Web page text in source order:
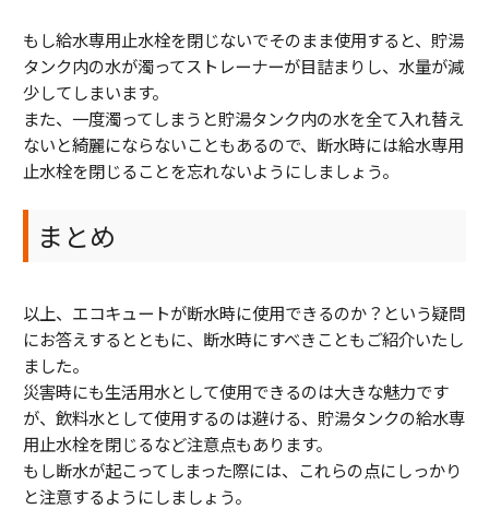
もし給水専用止水栓を閉じないでそのまま使用すると、貯湯
タンク内の水が濁ってストレーナーが目詰まりし、水量が減
少してしまいます。
また、一度濁ってしまうと貯湯タンク内の水を全て入れ替え
ないと綺麗にならないこともあるので、断水時には給水専用
止水栓を閉じることを忘れないようにしましょう。
まとめ
以上、エコキュートが断水時に使用できるのか？という疑問
にお答えするとともに、断水時にすべきこともご紹介いたし
ました。
災害時にも生活用水として使用できるのは大きな魅力です
が、飲料水として使用するのは避ける、貯湯タンクの給水専
用止水栓を閉じるなど注意点もあります。
もし断水が起こってしまった際には、これらの点にしっかり
と注意するようにしましょう。